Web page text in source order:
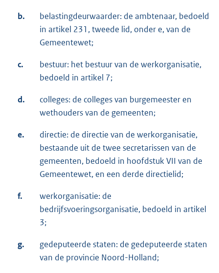
b.
belastingdeurwaarder: de ambtenaar, bedoeld
in artikel 231, tweede lid, onder e, van de
Gemeentewet;
c.
bestuur: het bestuur van de werkorganisatie,
bedoeld in artikel 7;
d.
colleges: de colleges van burgemeester en
wethouders van de gemeenten;
e.
directie: de directie van de werkorganisatie,
bestaande uit de twee secretarissen van de
gemeenten, bedoeld in hoofdstuk VII van de
Gemeentewet, en een derde directielid;
f.
werkorganisatie: de
bedrijfsvoeringsorganisatie, bedoeld in artikel
3;
g.
gedeputeerde staten: de gedeputeerde staten
van de provincie Noord-Holland;